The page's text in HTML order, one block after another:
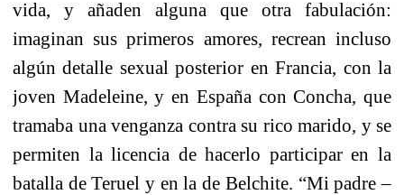
vida, y añaden alguna que otra fabulación:
imaginan sus primeros amores, recrean incluso
algún detalle sexual posterior en Francia, con la
joven Madeleine, y en España con Concha, que
tramaba una venganza contra su rico marido, y se
permiten la licencia de hacerlo participar en la
batalla de Teruel y en la de Belchite. “Mi padre –